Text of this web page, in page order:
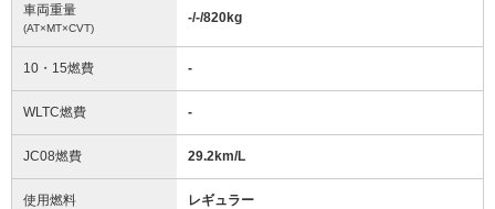
車両重量
(AT×MT×CVT)
-/-/820kg
10・15燃費 -
WLTC燃費 -
JC08燃費 29.2km/L
使用燃料 レギュラー